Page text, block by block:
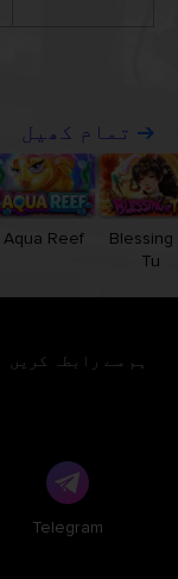
تمام کھیل
Aqua Reef
Blessing
Tu
ہم سے رابطہ کریں
Telegram